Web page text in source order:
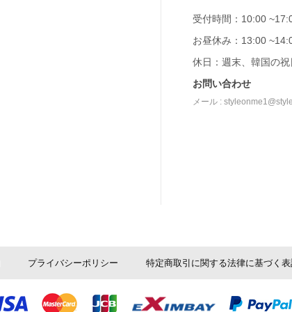
受付時間：10:00
お昼休み：13:00
休日：週末、韓国の祝
お問い合わせ
メール :
プライバシーポリシー 特定商取引に関する法律に基づく